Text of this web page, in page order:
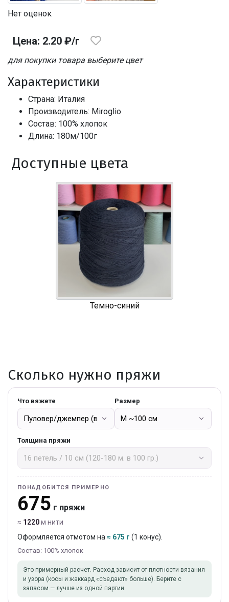
Нет оценок
Цена: 2.20 ₽/г
для покупки товара выберите цвет
Характеристики
Страна: Италия
Производитель: Miroglio
Состав: 100% хлопок
Длина: 180м/100г
Доступные цвета
Темно-синий
Сколько нужно пряжи
Что вяжете Размер
Толщина пряжи
ПОНАДОБИТСЯ ПРИМЕРНО
675 г пряжи
≈ 1220м нити
Оформляется отмотом на≈ 675 г (1 конус).
Состав: 100% хлопок
Это примерный расчет. Расход зависит от плотности вязания
и узора (косы и жаккард «съедают» больше). Берите с
запасом — лучше из одной партии.